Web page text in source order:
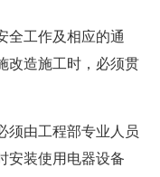
全工作及相应的通
改造施工时，必须贯
须由工程部专业人员
安装使用电器设备